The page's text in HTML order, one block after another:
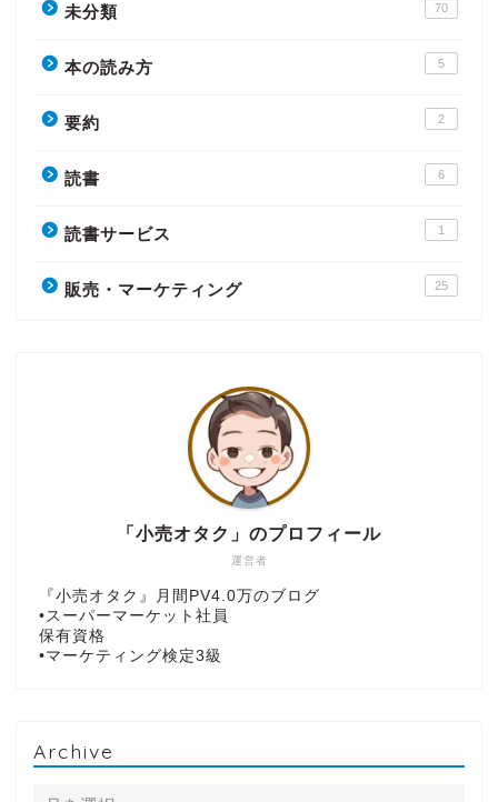
未分類 70
本の読み方 5
要約 2
読書 6
読書サービス 1
販売・マーケティング 25
運営者
「小売オタク」のプロフィール
『小売オタク』月間PV4.0万のブログ
•スーパーマーケット社員
保有資格
•マーケティング検定3級
Archive